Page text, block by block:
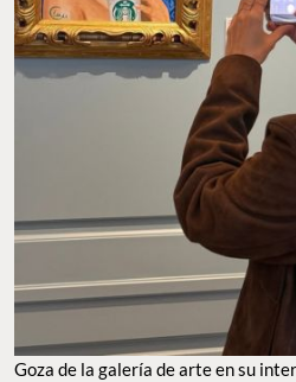
Goza de la galería de arte en su